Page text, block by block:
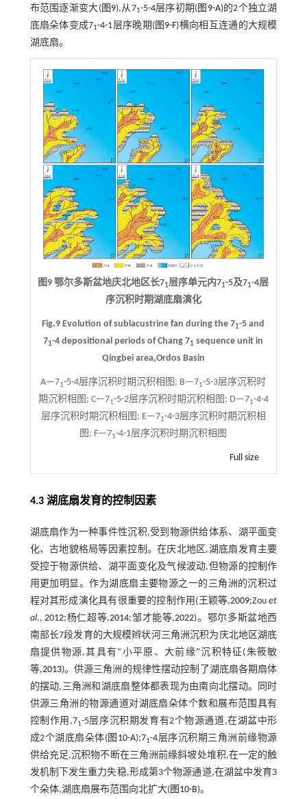
布范围逐渐变大(图9),从71-5-4层序初期(图9-A)的2个独立湖
底扇朵体变成71-4-1层序晚期(图9-F)横向相互连通的大规模
湖底扇。
图9 鄂尔多斯盆地庆北地区长71层序单元内71-5及71-4层
序沉积时期湖底扇演化
Fig.9 Evolution of sublacustrine fan during the 71-5 and
71-4 depositional periods of Chang 71 sequence unit in
Qingbei area,Ordos Basin
A—71-5-4层序沉积时期沉积相图; B—71-5-3层序沉积时
期沉积相图; C—71-5-2层序沉积时期沉积相图; D—71-4-4
层序沉积时期沉积相图; E—71-4-3层序沉积时期沉积相
图; F—71-4-1层序沉积时期沉积相图
Full size
4.3 湖底扇发育的控制因素
湖底扇作为一种事件性沉积,受到物源供给体系、湖平面变
化、古地貌格局等因素控制。在庆北地区,湖底扇发育主要
受控于物源供给、湖平面变化及气候波动,但物源的控制作
用更加明显。作为湖底扇主要物源之一的三角洲的沉积过
程对其形成演化具有很重要的控制作用(王颖等,2009;Zouet
al.,2012;杨仁超等,2014;邹才能等,2022)。鄂尔多斯盆地西
南部长7段发育的大规模辫状河三角洲沉积为庆北地区湖底
扇提供物源,其具有“小平原、大前缘”沉积特征(朱筱敏
等,2013)。供源三角洲的规律性摆动控制了湖底扇各期扇体
的摆动,三角洲和湖底扇整体都表现为由南向北摆动。同时
供源三角洲的物源通道对湖底扇朵体个数和展布范围具有
控制作用,71-5层序沉积期发育有2个物源通道,在湖盆中形
成2个湖底扇朵体(图10-A);71-4层序沉积期三角洲前缘物源
供给充足,沉积物不断在三角洲前缘斜坡处堆积,在一定的触
发机制下发生重力失稳,形成第3个物源通道,在湖盆中发育3
个朵体,湖底扇展布范围向北扩大(图10-B)。